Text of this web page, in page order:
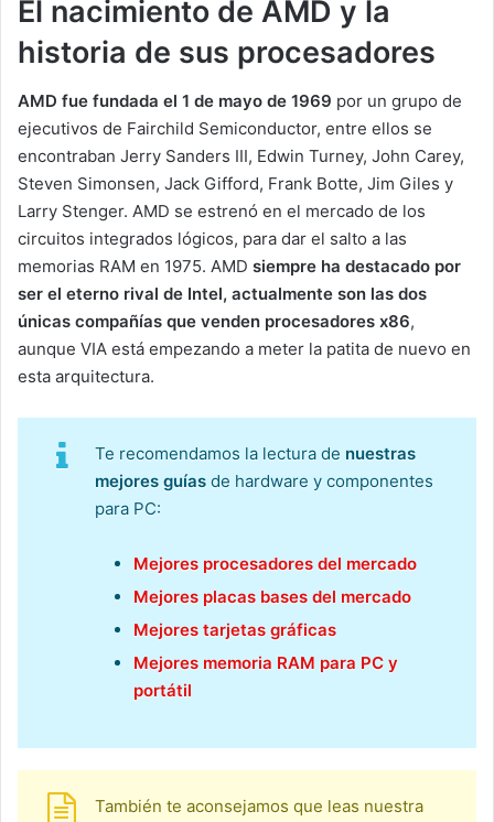
El nacimiento de AMD y la
historia de sus procesadores
AMD fue fundada el 1 de mayo de 1969 por un grupo de
ejecutivos de Fairchild Semiconductor, entre ellos se
encontraban Jerry Sanders III, Edwin Turney, John Carey,
Steven Simonsen, Jack Gifford, Frank Botte, Jim Giles y
Larry Stenger. AMD se estrenó en el mercado de los
circuitos integrados lógicos, para dar el salto a las
memorias RAM en 1975. AMD siempre ha destacado por
ser el eterno rival de Intel, actualmente son las dos
únicas compañías que venden procesadores x86,
aunque VIA está empezando a meter la patita de nuevo en
esta arquitectura.
Te recomendamos la lectura de nuestras
mejores guías de hardware y componentes
para PC:
Mejores procesadores del mercado
Mejores placas bases del mercado
Mejores tarjetas gráficas
Mejores memoria RAM para PC y
portátil
También te aconsejamos que leas nuestra